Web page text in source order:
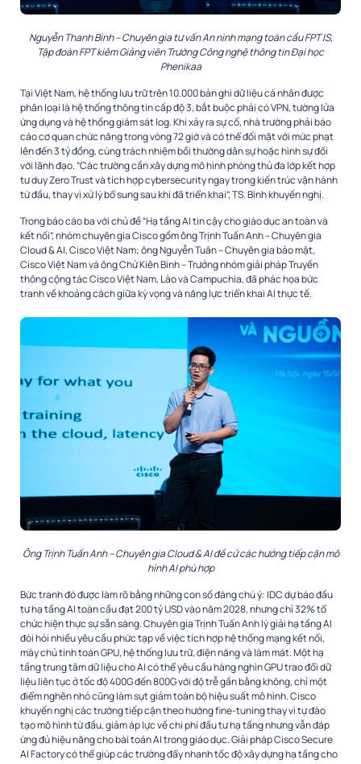
Nguyễn Thanh Bình – Chuyên gia tư vấn An ninh mạng toàn cầu FPT IS,
Tập đoàn FPT kiêm Giảng viên Trường Công nghệ thông tin Đại học
Phenikaa
Tại Việt Nam, hệ thống lưu trữ trên 10.000 bản ghi dữ liệu cá nhân được
phân loại là hệ thống thông tin cấp độ 3, bắt buộc phải có VPN, tường lửa
ứng dụng và hệ thống giám sát log. Khi xảy ra sự cố, nhà trường phải báo
cáo cơ quan chức năng trong vòng 72 giờ và có thể đối mặt với mức phạt
lên đến 3 tỷ đồng, cùng trách nhiệm bồi thường dân sự hoặc hình sự đối
với lãnh đạo. “Các trường cần xây dựng mô hình phòng thủ đa lớp kết hợp
tư duy Zero Trust và tích hợp cybersecurity ngay trong kiến trúc vận hành
từ đầu, thay vì xử lý bổ sung sau khi đã triển khai”, TS. Bình khuyến nghị.
Trong báo cáo ba với chủ đề “Hạ tầng AI tin cậy cho giáo dục an toàn và
kết nối”, nhóm chuyên gia Cisco gồm ông Trịnh Tuấn Anh – Chuyên gia
Cloud & AI, Cisco Việt Nam; ông Nguyễn Tuân – Chuyên gia bảo mật,
Cisco Việt Nam và ông Chử Kiên Bình – Trưởng nhóm giải pháp Truyền
thông cộng tác Cisco Việt Nam, Lào và Campuchia, đã phác họa bức
tranh về khoảng cách giữa kỳ vọng và năng lực triển khai AI thực tế.
Ông Trịnh Tuấn Anh – Chuyên gia Cloud & AI đề cử các hướng tiếp cận mô
hình AI phù hợp
Bức tranh đó được làm rõ bằng những con số đáng chú ý: IDC dự báo đầu
tư hạ tầng AI toàn cầu đạt 200 tỷ USD vào năm 2028, nhưng chỉ 32% tổ
chức hiện thực sự sẵn sàng. Chuyên gia Trịnh Tuấn Anh lý giải hạ tầng AI
đòi hỏi nhiều yêu cầu phức tạp về việc tích hợp hệ thống mạng kết nối,
máy chủ tính toán GPU, hệ thống lưu trữ, điện năng và làm mát. Một hạ
tầng trung tâm dữ liệu cho AI có thể yêu cầu hàng nghìn GPU trao đổi dữ
liệu liên tục ở tốc độ 400G đến 800G với độ trễ gần bằng không, chỉ một
điểm nghẽn nhỏ cũng làm sụt giảm toàn bộ hiệu suất mô hình. Cisco
khuyến nghị các trường tiếp cận theo hướng fine-tuning thay vì tự đào
tạo mô hình từ đầu, giảm áp lực về chi phí đầu tư hạ tầng nhưng vẫn đáp
ứng đủ hiệu năng cho bài toán AI trong giáo dục. Giải pháp Cisco Secure
AI Factory có thể giúp các trường đẩy nhanh tốc độ xây dựng hạ tầng cho